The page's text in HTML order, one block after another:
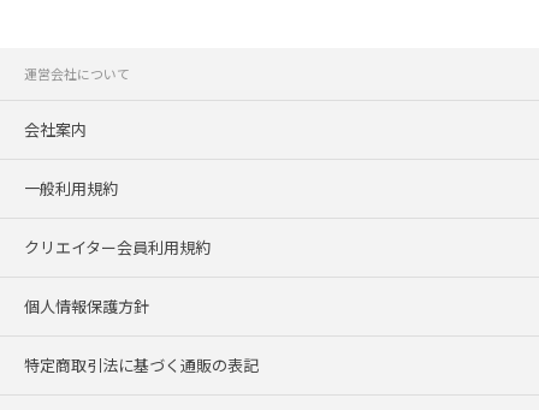
運営会社について
会社案内
一般利用規約
クリエイター会員利用規約
個人情報保護方針
特定商取引法に基づく通販の表記